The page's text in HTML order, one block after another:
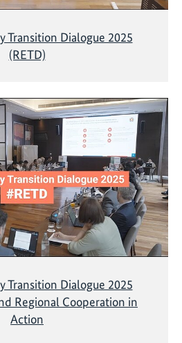
Transition Dialogue 2025
(RETD)
Transition Dialogue 2025
Regional Cooperation in
Action